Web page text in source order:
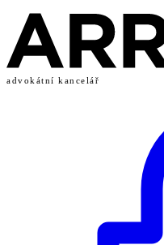
advokátní kancelář